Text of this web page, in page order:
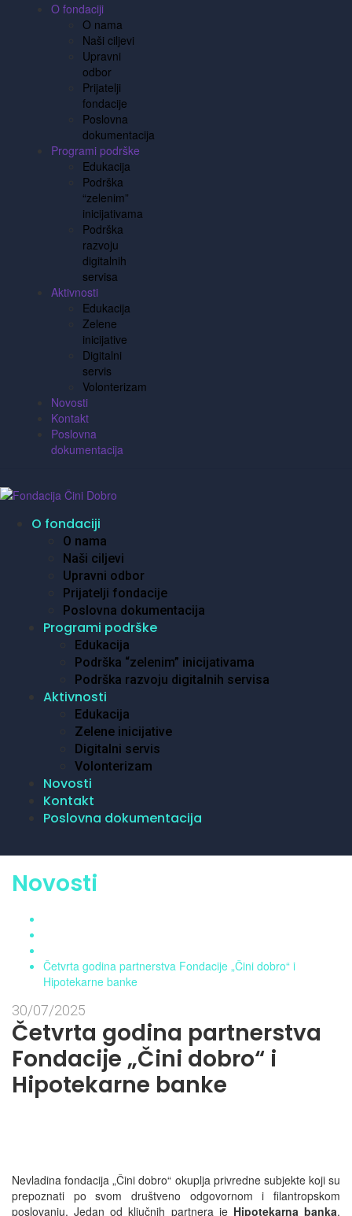
O fondaciji
O nama
Naši ciljevi
Upravni
odbor
Prijatelji
fondacije
Poslovna
dokumentacija
Programi podrške
Edukacija
Podrška
“zelenim”
inicijativama
Podrška
razvoju
digitalnih
servisa
Aktivnosti
Edukacija
Zelene
inicijative
Digitalni
servis
Volonterizam
Novosti
Kontakt
Poslovna
dokumentacija
O fondaciji
O nama
Naši ciljevi
Upravni odbor
Prijatelji fondacije
Poslovna dokumentacija
Programi podrške
Edukacija
Podrška “zelenim” inicijativama
Podrška razvoju digitalnih servisa
Aktivnosti
Edukacija
Zelene inicijative
Digitalni servis
Volonterizam
Novosti
Kontakt
Poslovna dokumentacija
Novosti
Četvrta godina partnerstva Fondacije „Čini dobro“ i
Hipotekarne banke
30/07/2025
Četvrta godina partnerstva
Fondacije „Čini dobro“ i
Hipotekarne banke
Nevladina fondacija „Čini dobro“ okuplja privredne subjekte koji su
prepoznati po svom društveno odgovornom i filantropskom
poslovanju. Jedan od ključnih partnera je Hipotekarna banka,